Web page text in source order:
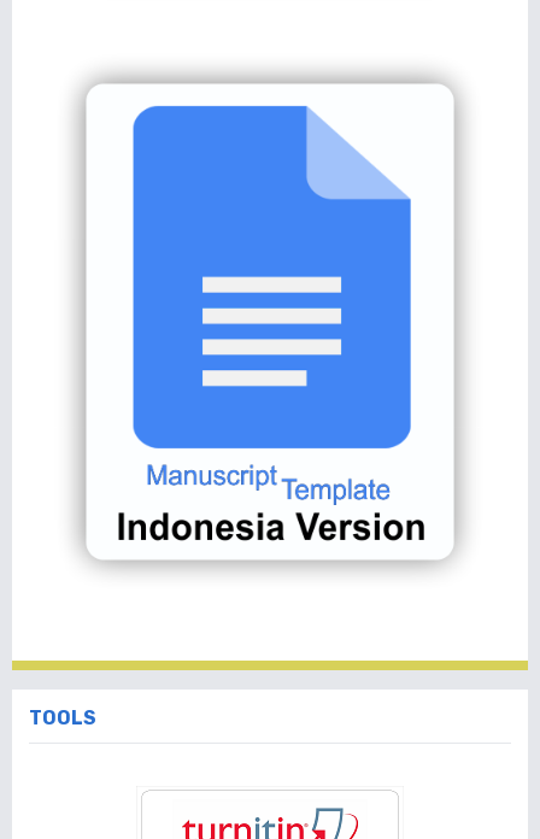
TOOLS